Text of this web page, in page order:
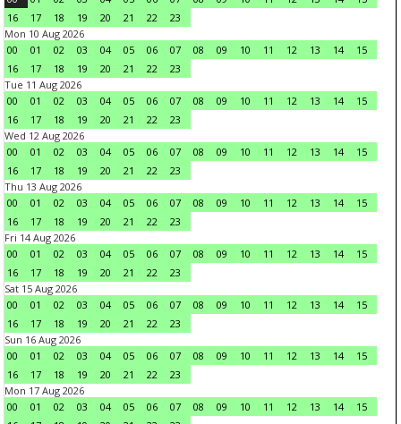
16
17 18 19 20 21 22
23
Mon 10 Aug 2026
00
01 02 03 04 05 06 07 08 09 10 11 12 13 14
15
16
17 18 19 20 21 22
23
Tue 11 Aug 2026
00
01 02 03 04 05 06 07 08 09 10 11 12 13 14
15
16
17 18 19 20 21 22
23
Wed 12 Aug 2026
00
01 02 03 04 05 06 07 08 09 10 11 12 13 14
15
16
17 18 19 20 21 22
23
Thu 13 Aug 2026
00
01 02 03 04 05 06 07 08 09 10 11 12 13 14
15
16
17 18 19 20 21 22
23
Fri 14 Aug 2026
00
01 02 03 04 05 06 07 08 09 10 11 12 13 14
15
16
17 18 19 20 21 22
23
Sat 15 Aug 2026
00
01 02 03 04 05 06 07 08 09 10 11 12 13 14
15
16
17 18 19 20 21 22
23
Sun 16 Aug 2026
00
01 02 03 04 05 06 07 08 09 10 11 12 13 14
15
16
17 18 19 20 21 22
23
Mon 17 Aug 2026
00
01 02 03 04 05 06 07 08 09 10 11 12 13 14
15